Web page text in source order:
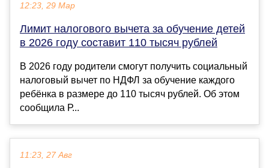
12:23, 29 Мар
Лимит налогового вычета за обучение детей
в 2026 году составит 110 тысяч рублей
В 2026 году родители смогут получить социальный
налоговый вычет по НДФЛ за обучение каждого
ребёнка в размере до 110 тысяч рублей. Об этом
сообщила Р...
11:23, 27 Авг